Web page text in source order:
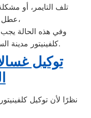
تلف التايمر، أو
عطل بالدائرة الكهربائية،
وفي هذه الحالة
كلفينيتور مدينة السادات لعمل الإصلاحات اللازمة.
توكيل